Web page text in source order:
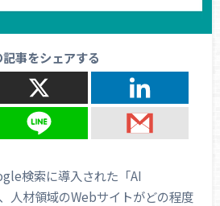
記事をシェアする
検索に導入された「AI
人材領域のWebサイトがどの程度